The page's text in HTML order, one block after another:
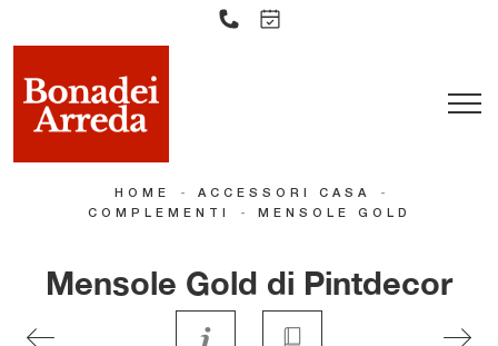
HOME - ACCESSORI CASA -
COMPLEMENTI - MENSOLE GOLD
Mensole Gold di Pintdecor